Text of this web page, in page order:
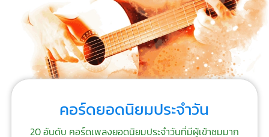
คอร์ดยอดนิยมประจำวัน
20 อันดับ คอร์ดเพลงยอดนิยมประจำวันที่มีผู้เข้าชมมาก